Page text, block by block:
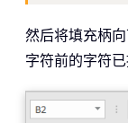
然后将填充柄
字符前的字符已